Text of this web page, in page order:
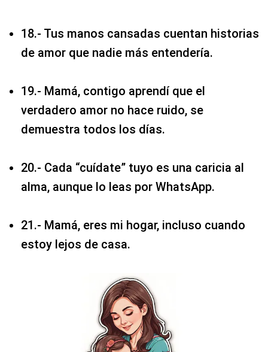
18.- Tus manos cansadas cuentan historias
de amor que nadie más entendería.
19.- Mamá, contigo aprendí que el
verdadero amor no hace ruido, se
demuestra todos los días.
20.- Cada “cuídate” tuyo es una caricia al
alma, aunque lo leas por WhatsApp.
21.- Mamá, eres mi hogar, incluso cuando
estoy lejos de casa.